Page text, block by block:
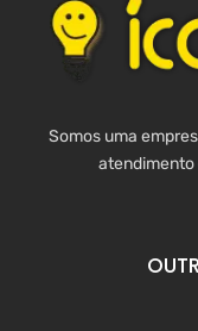
Somos uma
atendimento